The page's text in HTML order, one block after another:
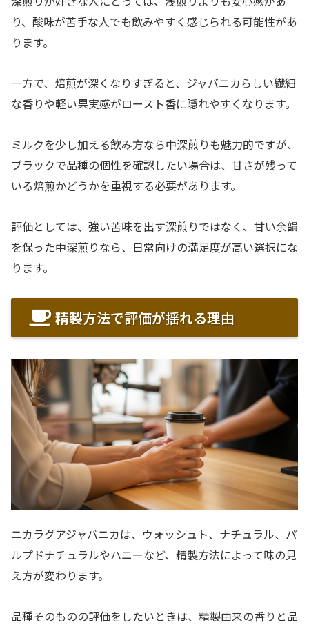
り、酸味が苦手な人でも飲みやすく感じられる可能性があ
ります。
一方で、焙煎が深くなりすぎると、ジャバニカらしい繊細
な香りや軽い果実感がロースト香に隠れやすくなります。
ミルクを少し加える飲み方なら中深煎りも魅力的ですが、
ブラックで品種の個性を確認したい場合は、甘さが残って
いる焙煎かどうかを重視する必要があります。
評価としては、強い苦味を出す深煎りではなく、甘い余韻
を保った中深煎りなら、日常向けの満足度が高い選択にな
ります。
精製方法で評価が揺れる理由
ニカラグアジャバニカは、ウォッシュト、ナチュラル、パ
ルプドナチュラルやハニーなど、精製方法によって味の見
え方が変わります。
品種そのものの評価をしたいときは、精製由来の香りと品